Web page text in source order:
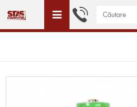
ACEST SITE ESTE DEDICAT DOAR PERSOANELE JURIDICE